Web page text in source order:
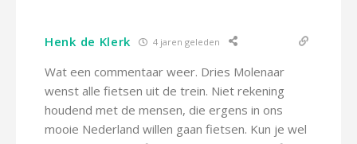
Henk de Klerk 4 jaren geleden
Wat een commentaar weer. Dries Molenaar
wenst alle fietsen uit de trein. Niet rekening
houdend met de mensen, die ergens in ons
mooie Nederland willen gaan fietsen. Kun je wel